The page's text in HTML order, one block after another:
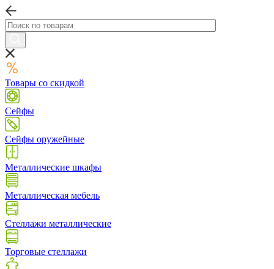
Товары со скидкой
Сейфы
Сейфы оружейные
Металлические шкафы
Металлическая мебель
Стеллажи металлические
Торговые стеллажи